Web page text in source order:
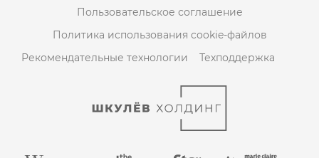
Пользовательское соглашение
Политика использования cookie-файлов
Рекомендательные технологии
Техподдержка